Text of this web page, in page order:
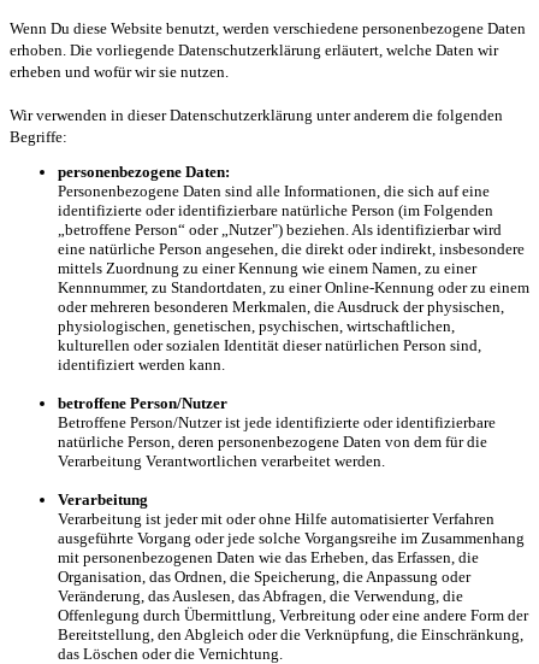
Wenn Du diese Website benutzt, werden verschiedene personenbezogene Daten
erhoben. Die vorliegende Datenschutzerklärung erläutert, welche Daten wir
erheben und wofür wir sie nutzen.
Wir verwenden in dieser Datenschutzerklärung unter anderem die folgenden
Begriffe:
personenbezogene Daten:
Personenbezogene Daten sind alle Informationen, die sich auf eine
identifizierte oder identifizierbare natürliche Person (im Folgenden
„betroffene Person“ oder „Nutzer") beziehen. Als identifizierbar wird
eine natürliche Person angesehen, die direkt oder indirekt, insbesondere
mittels Zuordnung zu einer Kennung wie einem Namen, zu einer
Kennnummer, zu Standortdaten, zu einer Online-Kennung oder zu einem
oder mehreren besonderen Merkmalen, die Ausdruck der physischen,
physiologischen, genetischen, psychischen, wirtschaftlichen,
kulturellen oder sozialen Identität dieser natürlichen Person sind,
identifiziert werden kann.
betroffene Person/Nutzer
Betroffene Person/Nutzer ist jede identifizierte oder identifizierbare
natürliche Person, deren personenbezogene Daten von dem für die
Verarbeitung Verantwortlichen verarbeitet werden.
Verarbeitung
Verarbeitung ist jeder mit oder ohne Hilfe automatisierter Verfahren
ausgeführte Vorgang oder jede solche Vorgangsreihe im Zusammenhang
mit personenbezogenen Daten wie das Erheben, das Erfassen, die
Organisation, das Ordnen, die Speicherung, die Anpassung oder
Veränderung, das Auslesen, das Abfragen, die Verwendung, die
Offenlegung durch Übermittlung, Verbreitung oder eine andere Form der
Bereitstellung, den Abgleich oder die Verknüpfung, die Einschränkung,
das Löschen oder die Vernichtung.